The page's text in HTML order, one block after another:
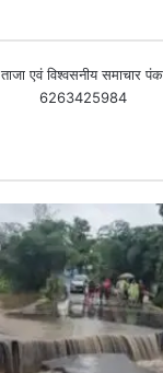
एवं विश्वसनीय समाचार
6263425984